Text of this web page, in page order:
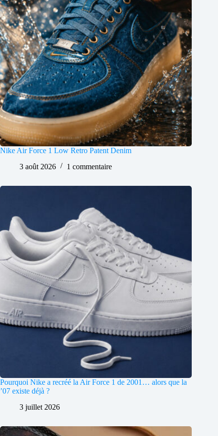
Nike Air Force 1 Low Retro Patent Denim
3 août 2026
1 commentaire
Pourquoi Nike a recréé la Air Force 1 de 2001… alors que la
’07 existe déjà ?
3 juillet 2026